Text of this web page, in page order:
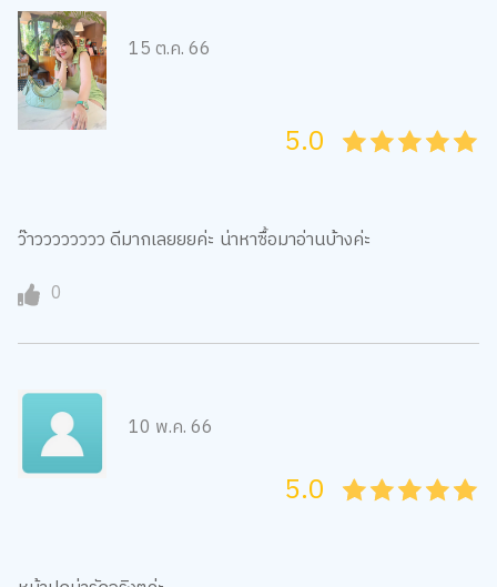
15 ต.ค. 66
45
4
35
3
25
2
15
1
05
5.0
ว๊าวววววววว ดีมากเลยยยค่ะ น่าหาซื้อมาอ่านบ้างค่ะ
0
10 พ.ค. 66
45
4
35
3
25
2
15
1
05
5.0